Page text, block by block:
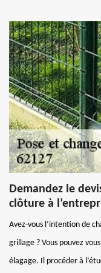
Demandez le
clôture à
Avez-vous l’intention de
grillage ? Vous pouvez
élagage. Il procéder à